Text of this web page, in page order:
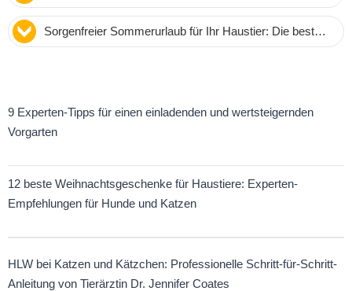
Pure Entspannung für Sie und Ihren Vierbeiner
Sorgenfreier Sommerurlaub für Ihr Haustier: Die besten
Pensionen in der Stadt
9 Experten-Tipps für einen einladenden und wertsteigernden
Vorgarten
12 beste Weihnachtsgeschenke für Haustiere: Experten-
Empfehlungen für Hunde und Katzen
HLW bei Katzen und Kätzchen: Professionelle Schritt-für-Schritt-
Anleitung von Tierärztin Dr. Jennifer Coates